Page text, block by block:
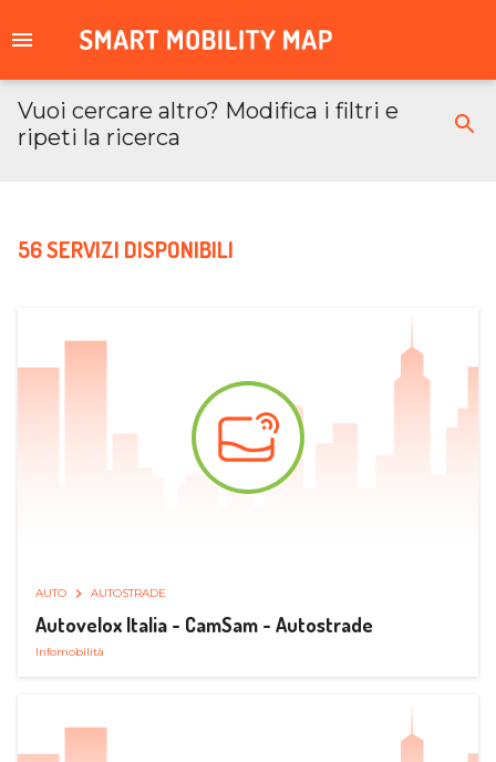
Vuoi cercare altro? Modifica i filtri e
ripeti la ricerca
56 SERVIZI DISPONIBILI
AUTO AUTOSTRADE
Autovelox Italia - CamSam - Autostrade
Infomobilità